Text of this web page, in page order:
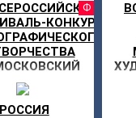
КОНКУРС
ЗВЕЗДОПАД»
РОССИЯ